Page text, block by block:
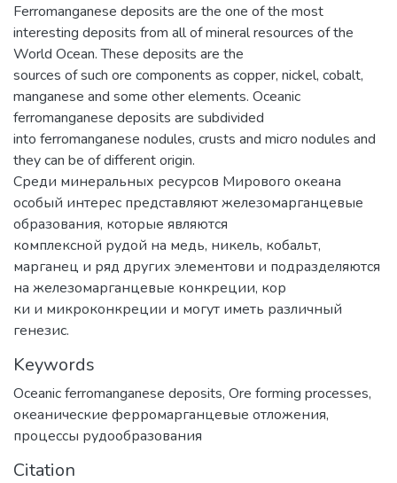
Ferromanganese deposits are the one of the most
interesting deposits from all of mineral resources of the
World Ocean. These deposits are the
sources of such ore components as copper, nickel, cobalt,
manganese and some other elements. Oceanic
ferromanganese deposits are subdivided
into ferromanganese nodules, crusts and micro nodules and
they can be of different origin.
Среди минеральных ресурсов Мирового океана
особый интерес представляют железомарганцевые
образования, которые являются
комплексной рудой на медь, никель, кобальт,
марганец и ряд других элементови и подразделяются
на железомарганцевые конкреции, кор
ки и микроконкреции и могут иметь различный
генезис.
Keywords
Oceanic ferromanganese deposits, Ore forming processes,
океанические ферромарганцевые отложения,
процессы рудообразования
Citation